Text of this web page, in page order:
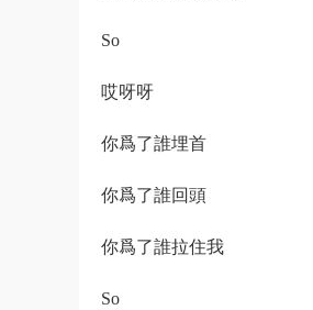
So
哎呀呀
你爲了誰埋首
你爲了誰回頭
你爲了誰拉住我
So